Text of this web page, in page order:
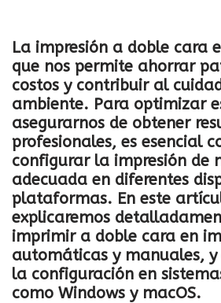
La impresión a doble cara
que nos permite ahorrar
costos y contribuir al
ambiente. Para optimizar
asegurarnos de obtener
profesionales, es esencial
configurar la impresión de
adecuada en diferentes
plataformas. En este
explicaremos
imprimir a doble cara en
automáticas y manuales,
la configuración en
como Windows y macOS.